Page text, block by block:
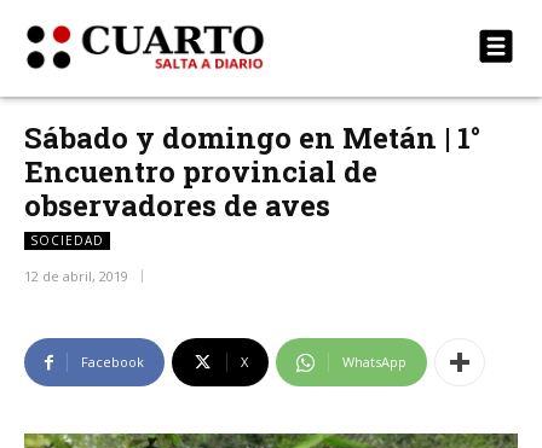
Sábado y domingo en Metán | 1°
Encuentro provincial de
observadores de aves
SOCIEDAD
12 de abril, 2019
Facebook X WhatsApp